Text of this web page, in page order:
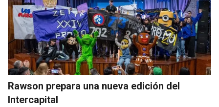
Rawson prepara una nueva edición del
Intercapital